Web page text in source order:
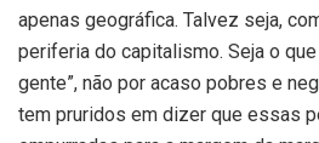
apenas geográfica. Talvez seja,
periferia do capitalismo. Seja o
gente”, não por acaso pobres e
tem pruridos em dizer que essas